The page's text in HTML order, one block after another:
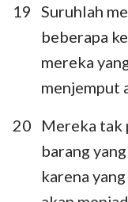
29
30
36
37
43
44
50
19 Suruhlah
beberapa
mereka
menjemput
20
Mereka tak
barang
karena